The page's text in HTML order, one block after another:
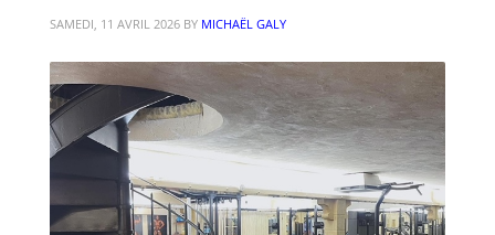
SAMEDI, 11 AVRIL 2026 BY MICHAËL GALY